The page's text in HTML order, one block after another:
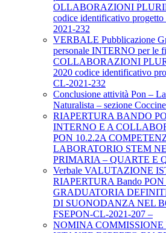
OLLABORAZIONI
codice identificativo
2021-232
VERBALE Pubblicazione
personale INTERNO per le
COLLABORAZIONI
2020 codice identificativo
CL-2021-232
Conclusione attività Pon –
Naturalista – sezione
RIAPERTURA BANDO
INTERNO E A
PON 10.2.2A
LABORATORIO STEM
PRIMARIA – QUARTE E
Verbale VALUTAZIONE
RIAPERTURA Bando
GRADUATORIA
DI SUONODANZA NEL
FSEPON-CL-2021-207 –
NOMINA